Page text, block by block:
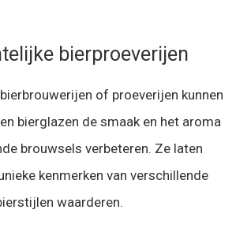
bierproeverijen
of proeverijen kunnen
bierglazen de smaak en het aroma
brouwsels verbeteren. Ze laten
kenmerken van verschillende
waarderen.